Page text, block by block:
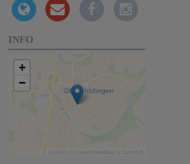
INFO
+
−
Leaflet | © OpenStreetMap © CartoDB